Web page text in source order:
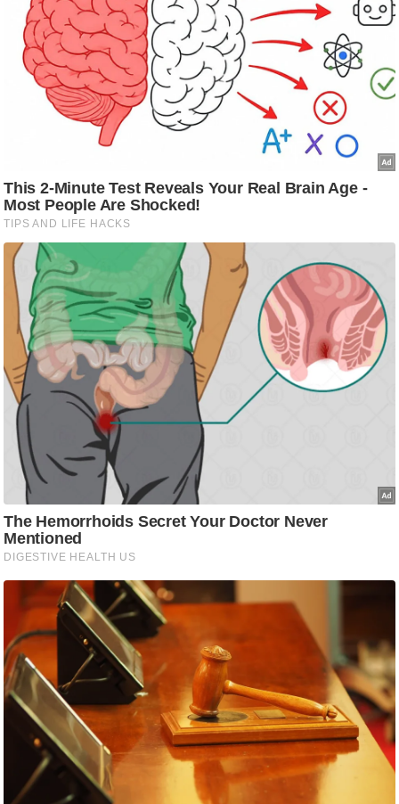
आ
र
य
प
र
मी
क्षा
ध
र्म
ज्यो
ति
ष
प्र
भु
म
हि
मा
/
ध
स्थ
ल
व्र
त
त्यो
र